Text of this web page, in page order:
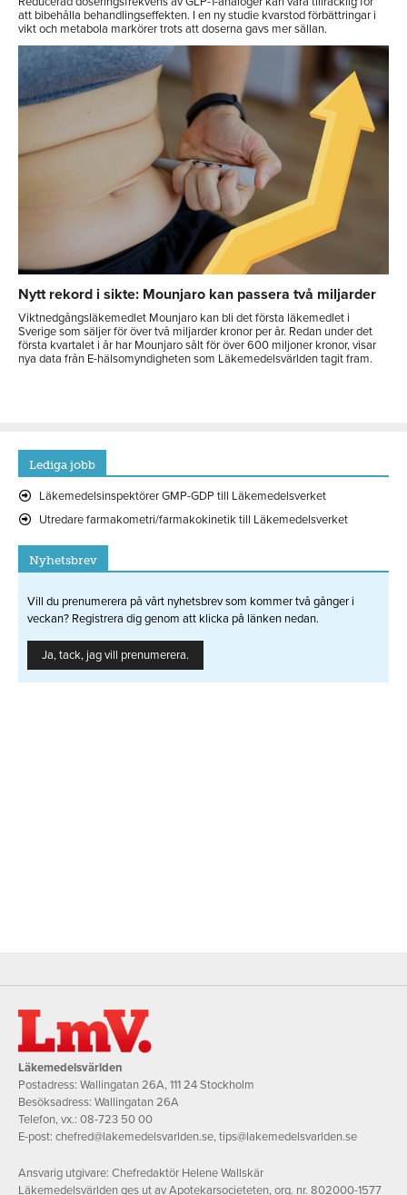
att bibehålla behandlingseffekten. I en ny studie kvarstod förbättringar i
vikt och metabola markörer trots att doserna gavs mer sällan.
Nytt rekord i sikte: Mounjaro kan passera två miljarder
Viktnedgångsläkemedlet Mounjaro kan bli det första läkemedlet i
Sverige som säljer för över två miljarder kronor per år. Redan under det
första kvartalet i år har Mounjaro sålt för över 600 miljoner kronor, visar
nya data från E-hälsomyndigheten som Läkemedelsvärlden tagit fram.
Lediga jobb
Läkemedelsinspektörer GMP-GDP till Läkemedelsverket
Utredare farmakometri/farmakokinetik till Läkemedelsverket
Nyhetsbrev
Vill du prenumerera på vårt nyhetsbrev som kommer två gånger i
veckan? Registrera dig genom att klicka på länken nedan.
Ja, tack, jag vill prenumerera.
Läkemedelsvärlden
Postadress: Wallingatan 26A, 111 24 Stockholm
Besöksadress: Wallingatan 26A
Telefon, vx.: 08-723 50 00
E-post: chefred@lakemedelsvarlden.se,tips@lakemedelsvarlden.se
Ansvarig utgivare: Chefredaktör Helene Wallskär
Läkemedelsvärlden ges ut av Apotekarsocieteten, org. nr. 802000-1577